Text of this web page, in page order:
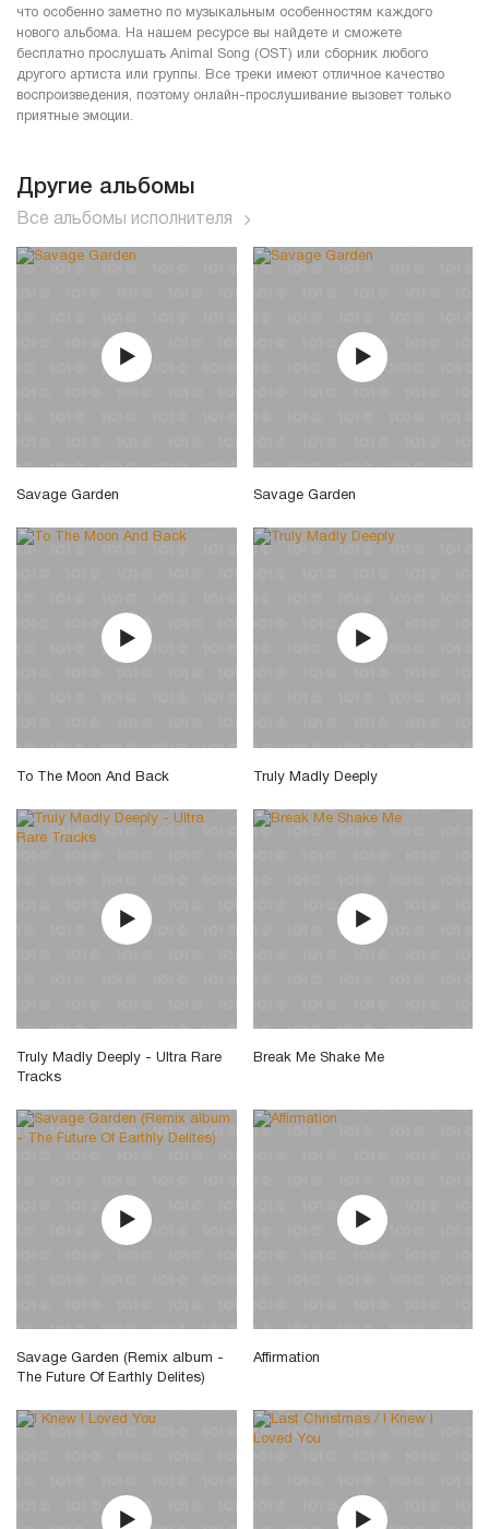
что особенно заметно по музыкальным особенностям каждого
нового альбома. На нашем ресурсе вы найдете и сможете
бесплатно прослушать Animal Song (OST) или сборник любого
другого артиста или группы. Все треки имеют отличное качество
воспроизведения, поэтому онлайн-прослушивание вызовет только
приятные эмоции.
Другие альбомы
Все альбомы исполнителя
Savage Garden Savage Garden
To The Moon And Back Truly Madly Deeply
Truly Madly Deeply - Ultra Rare
Tracks
Break Me Shake Me
Savage Garden (Remix album -
The Future Of Earthly Delites)
Affirmation